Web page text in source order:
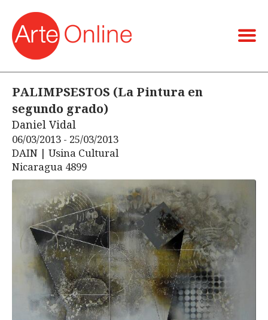
PALIMPSESTOS (La Pintura en
segundo grado)
Daniel Vidal
06/03/2013 - 25/03/2013
DAIN | Usina Cultural
Nicaragua 4899